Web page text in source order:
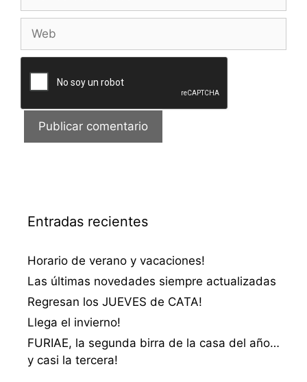
Web
Entradas recientes
Horario de verano y vacaciones!
Las últimas novedades siempre actualizadas
Regresan los JUEVES de CATA!
Llega el invierno!
FURIAE, la segunda birra de la casa del año…
y casi la tercera!